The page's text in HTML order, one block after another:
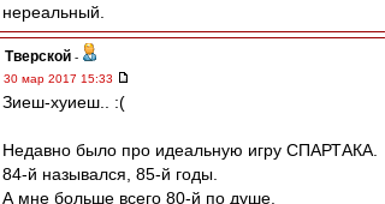
нереальный.
Тверской -
30 мар 2017 15:33
Зиеш-хуиеш.. :(
Недавно было про идеальную игру СПАРТАКА.
84-й назывался, 85-й годы.
А мне больше всего 80-й по душе.